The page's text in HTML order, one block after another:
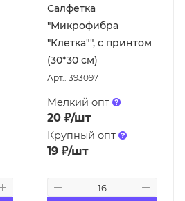
Салфетка
"Микрофибра
"Клетка"", с принтом
(30*30 см)
Арт.: 393097
Мелкий опт
20₽/шт
Крупный опт
19₽/шт